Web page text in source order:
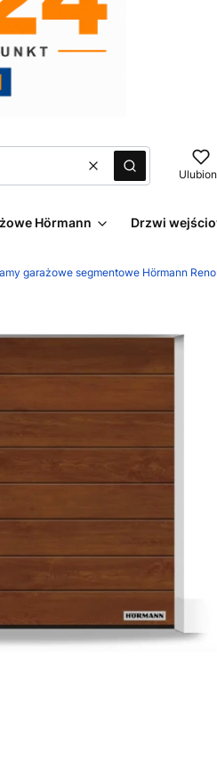
WyczyśćSzukaj
Hörmann Drzwi
garażowe segmentowe Hörmann